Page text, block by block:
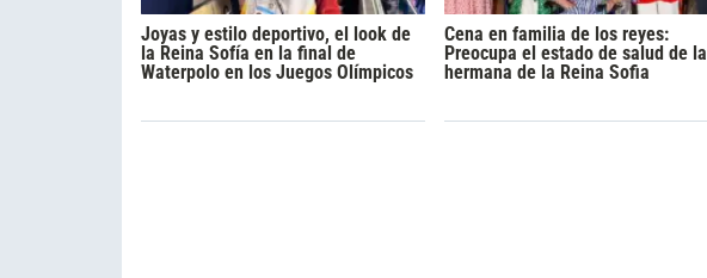
Joyas y estilo deportivo, el look de
la Reina Sofía en la final de
Waterpolo en los Juegos Olímpicos
Cena en familia de los reyes:
Preocupa el estado de salud de la
hermana de la Reina Sofia